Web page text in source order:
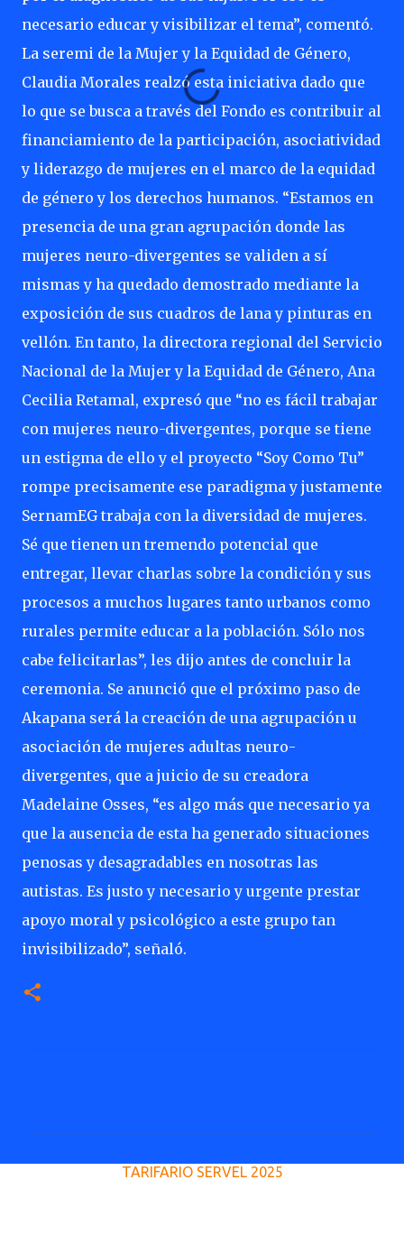
necesario educar y visibilizar el tema”, comentó.
La seremi de la Mujer y la Equidad de Género,
Claudia Morales realzó esta iniciativa dado que
lo que se busca a través del Fondo es contribuir al
financiamiento de la participación, asociatividad
y liderazgo de mujeres en el marco de la equidad
de género y los derechos humanos. “Estamos en
presencia de una gran agrupación donde las
mujeres neuro-divergentes se validen a sí
mismas y ha quedado demostrado mediante la
exposición de sus cuadros de lana y pinturas en
vellón. En tanto, la directora regional del Servicio
Nacional de la Mujer y la Equidad de Género, Ana
Cecilia Retamal, expresó que “no es fácil trabajar
con mujeres neuro-divergentes, porque se tiene
un estigma de ello y el proyecto “Soy Como Tu”
rompe precisamente ese paradigma y justamente
SernamEG trabaja con la diversidad de mujeres.
Sé que tienen un tremendo potencial que
entregar, llevar charlas sobre la condición y sus
procesos a muchos lugares tanto urbanos como
rurales permite educar a la población. Sólo nos
cabe felicitarlas”, les dijo antes de concluir la
ceremonia. Se anunció que el próximo paso de
Akapana será la creación de una agrupación u
asociación de mujeres adultas neuro-
divergentes, que a juicio de su creadora
Madelaine Osses, “es algo más que necesario ya
que la ausencia de esta ha generado situaciones
penosas y desagradables en nosotras las
autistas. Es justo y necesario y urgente prestar
apoyo moral y psicológico a este grupo tan
invisibilizado”, señaló.
TARIFARIO SERVEL 2025